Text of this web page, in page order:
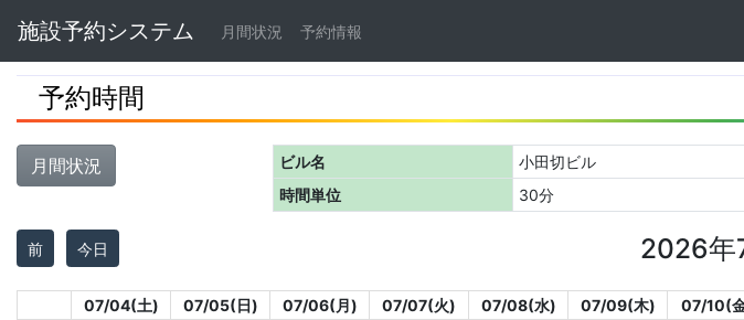
Navbar
施設予約システム 月間状況 予約情報
予約時間
月間状況 ビル名 小田切ビル
時間単位
30分
前 今日 2026年
07/04(土) 07/05(日) 07/06(月) 07/07(火) 07/08(水) 07/09(木) 07/10(